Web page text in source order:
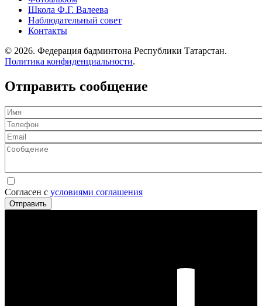
Школа Ф.Г. Валеева
Наблюдательный совет
Контакты
© 2026. Федерация бадминтона Республики Татарстан.
Политика конфиденциальности.
Отправить сообщение
Имя
Телефон
Email
Сообщение
Согласен с условиями соглашения